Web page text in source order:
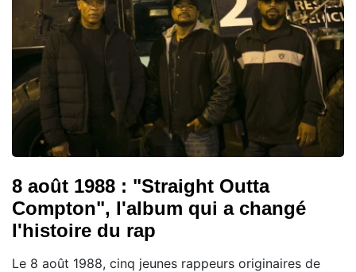
8 août 1988 : "Straight Outta
Compton", l'album qui a changé
l'histoire du rap
Le 8 août 1988, cinq jeunes rappeurs originaires de